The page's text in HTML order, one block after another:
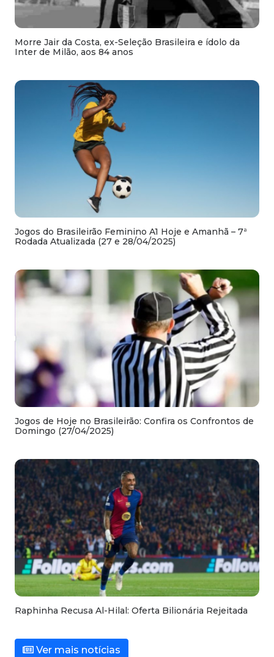
Morre Jair da Costa, ex-Seleção Brasileira e ídolo da
Inter de Milão, aos 84 anos
Jogos do Brasileirão Feminino A1 Hoje e Amanhã – 7ª
Rodada Atualizada (27 e 28/04/2025)
Jogos de Hoje no Brasileirão: Confira os Confrontos de
Domingo (27/04/2025)
Raphinha Recusa Al-Hilal: Oferta Bilionária Rejeitada
Ver mais notícias